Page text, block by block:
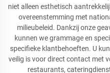
niet alleen esthetisch
overeenstemming met
milieubeleid. Dankzij onze
kunnen we grammage en
specifieke klantbehoeften. U
veilig is voor direct contact met
restaurants,